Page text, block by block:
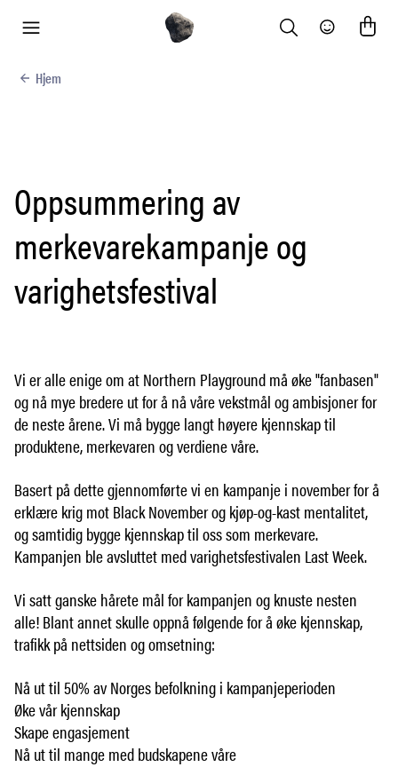
Search Community
Hjem
Oppsummering av
merkevarekampanje og
varighetsfestival
Vi er alle enige om at Northern Playground må øke "fanbasen"
og nå mye bredere ut for å nå våre vekstmål og ambisjoner for
de neste årene. Vi må bygge langt høyere kjennskap til
produktene, merkevaren og verdiene våre.
Basert på dette gjennomførte vi en kampanje i november for å
erklære krig mot Black November og kjøp-og-kast mentalitet,
og samtidig bygge kjennskap til oss som merkevare.
Kampanjen ble avsluttet med varighetsfestivalen Last Week.
Vi satt ganske hårete mål for kampanjen og knuste nesten
alle! Blant annet skulle oppnå følgende for å øke kjennskap,
trafikk på nettsiden og omsetning:
Nå ut til 50% av Norges befolkning i kampanjeperioden
Øke vår kjennskap
Skape engasjement
Nå ut til mange med budskapene våre